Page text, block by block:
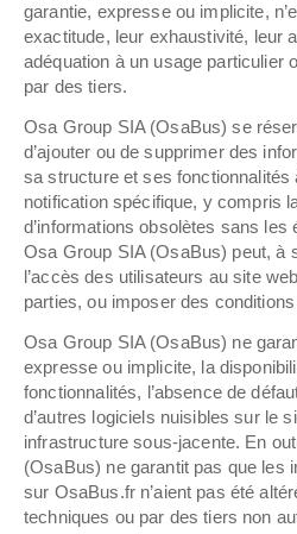
garantie, expresse ou implicite,
exactitude, leur exhaustivité, leur
adéquation à un usage particulier
par des tiers.
Osa Group SIA (OsaBus) se
d’ajouter ou de supprimer des
sa structure et ses fonctionnalités
notification spécifique, y compris
d’informations obsolètes sans les
Osa Group SIA (OsaBus) peut, à
l’accès des utilisateurs au site
parties, ou imposer des conditions
Osa Group SIA (OsaBus) ne
expresse ou implicite, la
fonctionnalités, l’absence de
d’autres logiciels nuisibles sur le
infrastructure sous-jacente. En
(OsaBus) ne garantit pas que les
sur OsaBus.fr n’aient pas été
techniques ou par des tiers non